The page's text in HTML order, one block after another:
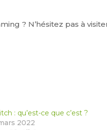
? N’hésitez pas à
: qu’est-ce que c’est ?
2022